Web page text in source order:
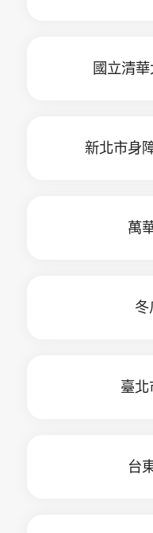
國立清
新北市身
萬
冬
臺北
台